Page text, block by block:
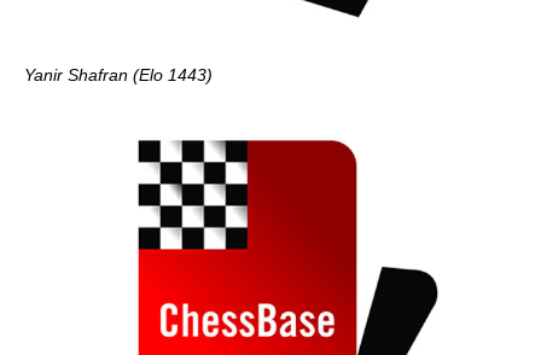
Yanir Shafran (Elo 1443)